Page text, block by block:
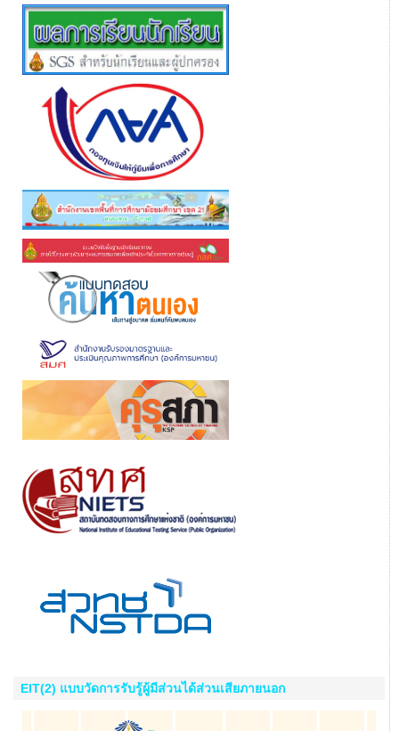
EIT(2) แบบวัดการรับรู้ผู้มีส่วนได้ส่วนเสียภายนอก